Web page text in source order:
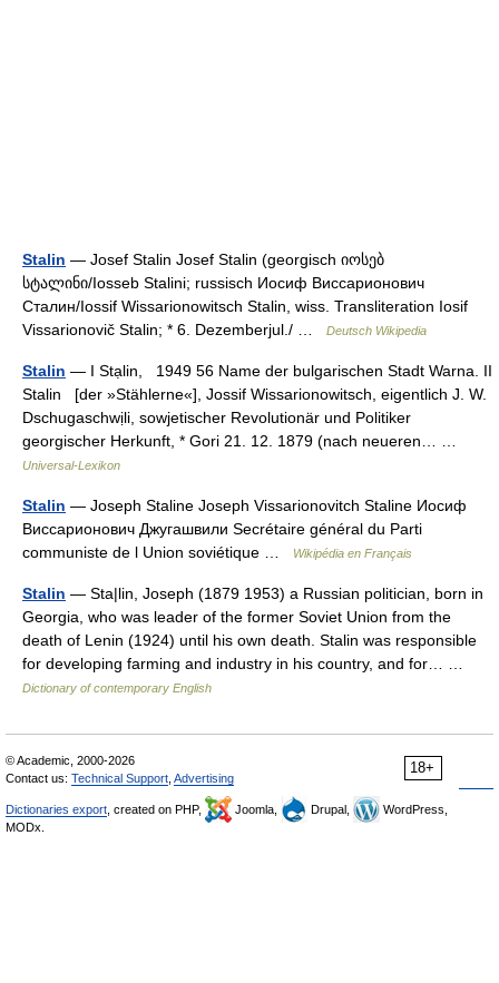
Stalin — Josef Stalin Josef Stalin (georgisch იოსებ
სტალინი/Iosseb Stalini; russisch Иосиф Виссарионович
Сталин/Iossif Wissarionowitsch Stalin, wiss. Transliteration Iosif
Vissarionovič Stalin; * 6. Dezemberjul./ …
Deutsch Wikipedia
Stalin — I Stạlin, 1949 56 Name der bulgarischen Stadt Warna. II
Stalin [der »Stählerne«], Jossif Wissarionowitsch, eigentlich J. W.
Dschugaschwịli, sowjetischer Revolutionär und Politiker
georgischer Herkunft, * Gori 21. 12. 1879 (nach neueren… …
Universal-Lexikon
Stalin — Joseph Staline Joseph Vissarionovitch Staline Иосиф
Виссарионович Джугашвили Secrétaire général du Parti
communiste de l Union soviétique …
Wikipédia en Français
Stalin — Sta|lin, Joseph (1879 1953) a Russian politician, born in
Georgia, who was leader of the former Soviet Union from the
death of Lenin (1924) until his own death. Stalin was responsible
for developing farming and industry in his country, and for… …
Dictionary of contemporary English
18+
© Academic, 2000-2026
Contact us: Technical Support Advertising
Dictionaries export , created on PHP, Joomla, Drupal,
WordPress,
MODx.